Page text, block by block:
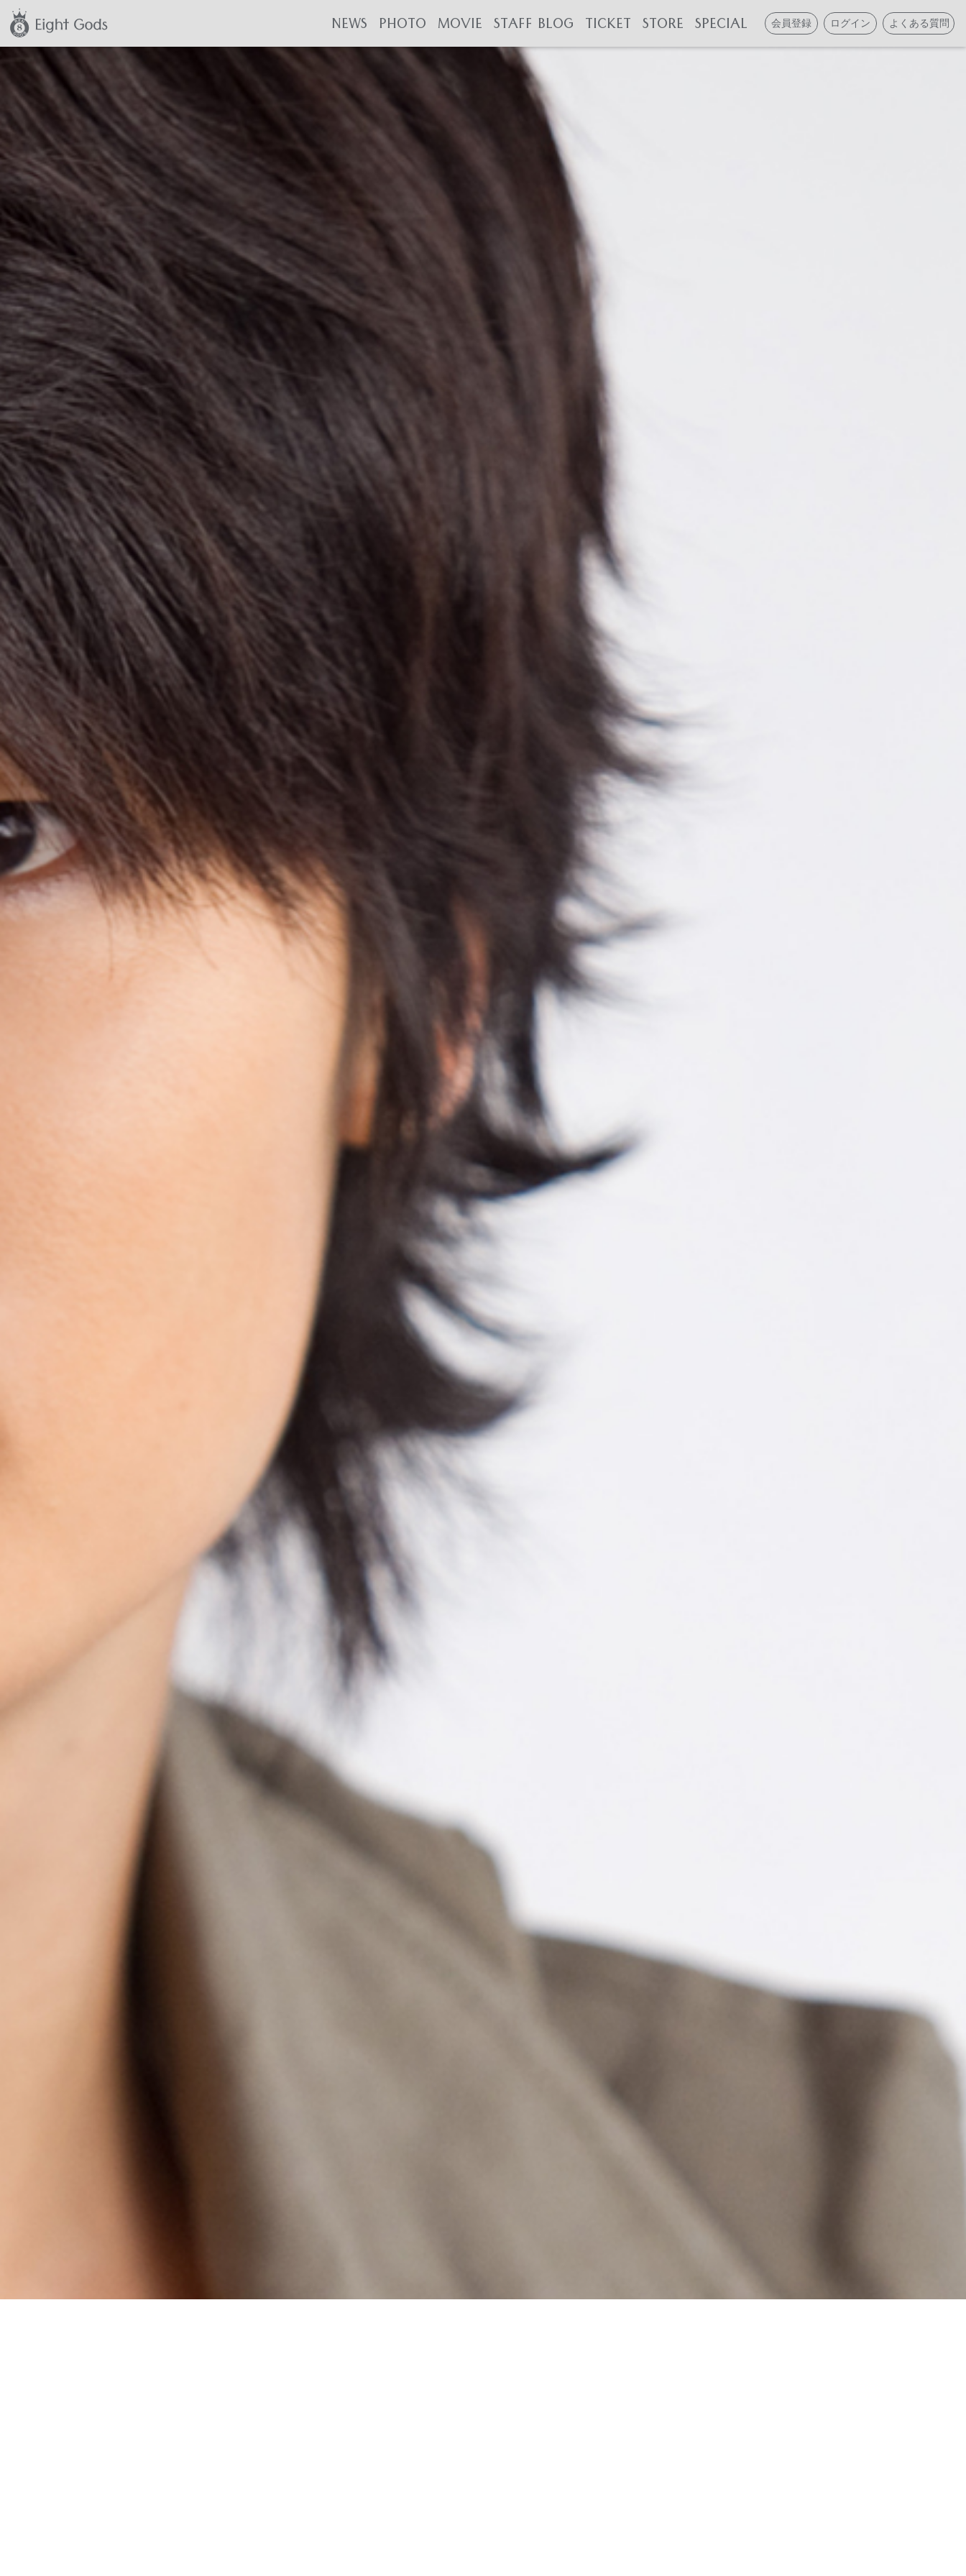
NEWS PHOTO MOVIE STAFF BLOG TICKET STORE SPECIAL 会員登録 ログイン よくある質問